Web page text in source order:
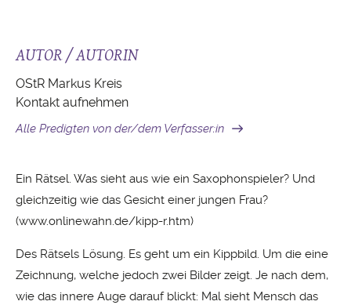
AUTOR / AUTORIN
OStR Markus Kreis
Kontakt aufnehmen
Alle Predigten von der/dem Verfasser:in
Ein Rätsel. Was sieht aus wie ein Saxophonspieler? Und
gleichzeitig wie das Gesicht einer jungen Frau?
(www.onlinewahn.de/kipp-r.htm)
Des Rätsels Lösung. Es geht um ein Kippbild. Um die eine
Zeichnung, welche jedoch zwei Bilder zeigt. Je nach dem,
wie das innere Auge darauf blickt: Mal sieht Mensch das